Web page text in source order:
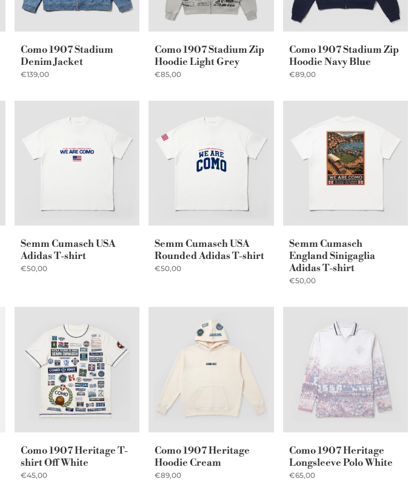
Como 1907 Stadium
Denim Jacket
€139,00
Como 1907 Stadium Zip
Hoodie Light Grey
€85,00
Como 1907 Stadium Zip
Hoodie Navy Blue
€89,00
Semm Cumasch USA
Adidas T-shirt
€50,00
Semm Cumasch USA
Rounded Adidas T-shirt
€50,00
Semm Cumasch
England Sinigaglia
Adidas T-shirt
€50,00
Como 1907 Heritage T-
shirt Off White
€45,00
Como 1907 Heritage
Hoodie Cream
€89,00
Como 1907 Heritage
Longsleeve Polo White
€65,00